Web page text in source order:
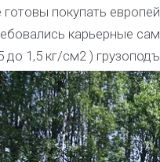
покупать
карьерные
до 1,5 кг/см2 )